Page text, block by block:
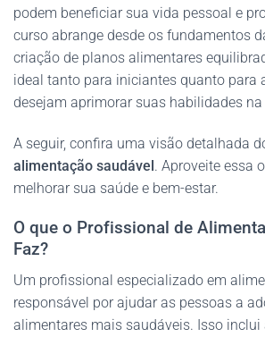
podem beneficiar sua vida pessoal e
curso abrange desde os fundamentos
criação de planos alimentares
ideal tanto para iniciantes quanto para
desejam aprimorar suas habilidades na
A seguir, confira uma visão detalhada
alimentação saudável. Aproveite essa
melhorar sua saúde e bem-estar.
O que o Profissional de
Faz?
Um profissional especializado em
responsável por ajudar as pessoas a
alimentares mais saudáveis. Isso inclui